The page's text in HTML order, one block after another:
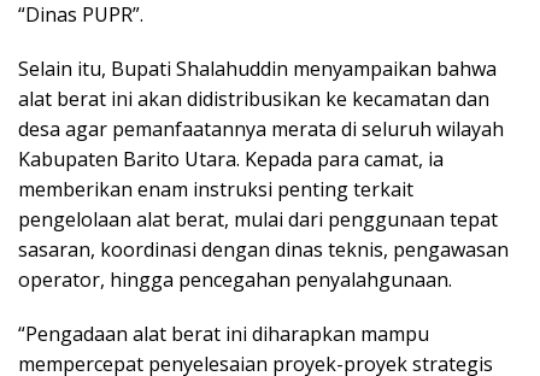
“Dinas PUPR”.
Selain itu, Bupati Shalahuddin menyampaikan bahwa
alat berat ini akan didistribusikan ke kecamatan dan
desa agar pemanfaatannya merata di seluruh wilayah
Kabupaten Barito Utara. Kepada para camat, ia
memberikan enam instruksi penting terkait
pengelolaan alat berat, mulai dari penggunaan tepat
sasaran, koordinasi dengan dinas teknis, pengawasan
operator, hingga pencegahan penyalahgunaan.
“Pengadaan alat berat ini diharapkan mampu
mempercepat penyelesaian proyek-proyek strategis